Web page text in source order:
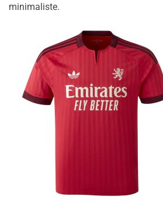
minimaliste.